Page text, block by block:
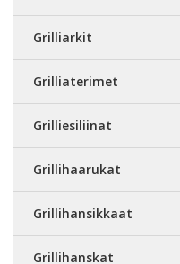
Grilliarkit
Grilliaterimet
Grilliesiliinat
Grillihaarukat
Grillihansikkaat
Grillihanskat